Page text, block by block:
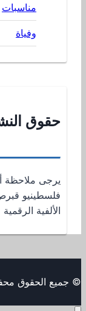
مناسبات
وفياة
حقوق
يرجى ملاحظة
فلسطينيو
الألفية
© جميع الحقوق